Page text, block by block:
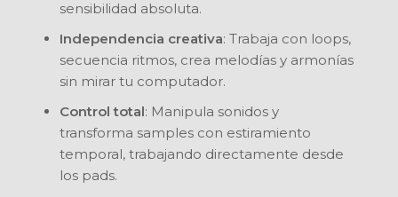
sensibilidad absoluta.
Independencia creativa: Trabaja con loops,
secuencia ritmos, crea melodías y armonías
sin mirar tu computador.
Control total: Manipula sonidos y
transforma samples con estiramiento
temporal, trabajando directamente desde
los pads.